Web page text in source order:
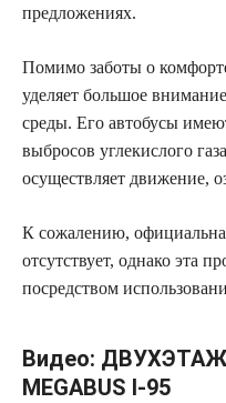
предложениях.
Помимо заботы о
уделяет большое
среды. Его автобусы
выбросов углекислого
осуществляет движение,
К сожалению,
отсутствует, однако эта
посредством
Видео:
MEGABUS I-95